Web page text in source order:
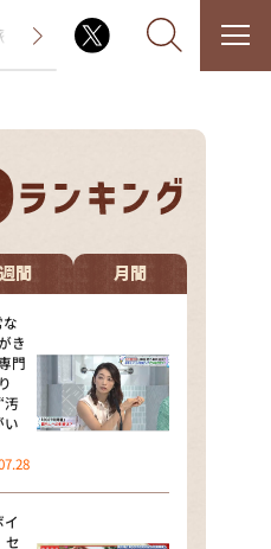
の過ぎるTV
ですけど・・・
ークバラエティ！
のいたって真剣です
スクープ
り
Z塚田×福井アナ
ラジオ番組 その他
週間 月間
き
門
汚
い
イ
セ